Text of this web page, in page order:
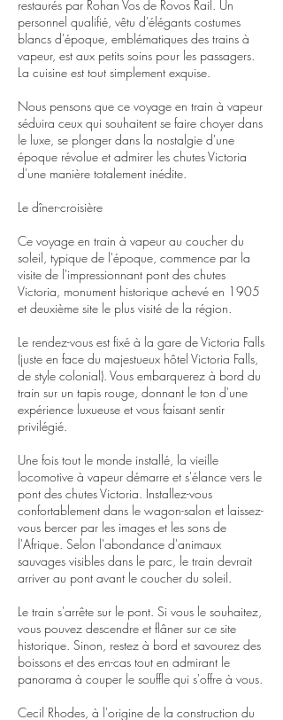
restaurés par Rohan Vos de Rovos Rail. Un
personnel qualifié, vêtu d'élégants costumes
blancs d'époque, emblématiques des trains à
vapeur, est aux petits soins pour les passagers.
La cuisine est tout simplement exquise.
Nous pensons que ce voyage en train à vapeur
séduira ceux qui souhaitent se faire choyer dans
le luxe, se plonger dans la nostalgie d'une
époque révolue et admirer les chutes Victoria
d'une manière totalement inédite.
Le dîner-croisière
Ce voyage en train à vapeur au coucher du
soleil, typique de l'époque, commence par la
visite de l'impressionnant pont des chutes
Victoria, monument historique achevé en 1905
et deuxième site le plus visité de la région.
Le rendez-vous est fixé à la gare de Victoria Falls
(juste en face du majestueux hôtel Victoria Falls,
de style colonial). Vous embarquerez à bord du
train sur un tapis rouge, donnant le ton d'une
expérience luxueuse et vous faisant sentir
privilégié.
Une fois tout le monde installé, la vieille
locomotive à vapeur démarre et s'élance vers le
pont des chutes Victoria. Installez-vous
confortablement dans le wagon-salon et laissez-
vous bercer par les images et les sons de
l'Afrique. Selon l'abondance d'animaux
sauvages visibles dans le parc, le train devrait
arriver au pont avant le coucher du soleil.
Le train s'arrête sur le pont. Si vous le souhaitez,
vous pouvez descendre et flâner sur ce site
historique. Sinon, restez à bord et savourez des
boissons et des en-cas tout en admirant le
panorama à couper le souffle qui s'offre à vous.
Cecil Rhodes, à l'origine de la construction du